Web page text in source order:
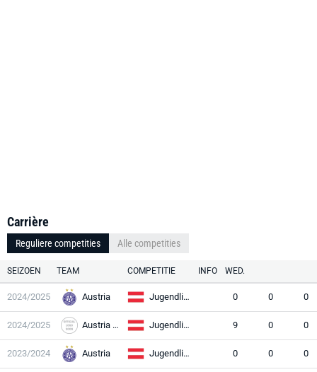
Carrière
Reguliere competities Alle competities
SEIZOEN TEAM COMPETITIE INFO WED.
2024/2025 Austria Jugendliga U18 0 0 0
2024/2025 Austria Wien Jugendliga U16 9 0 0
2023/2024 Austria Jugendliga U18 0 0 0